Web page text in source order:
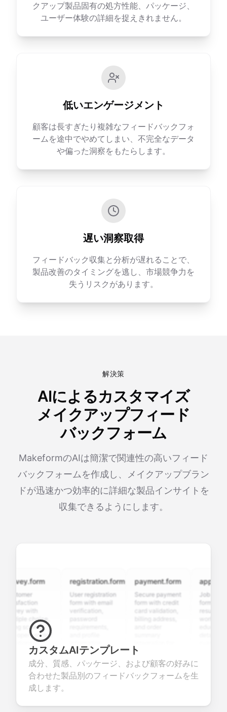
クアップ製品固有の処方性能、パッケージ、
ユーザー体験の詳細を捉えきれません。
低いエンゲージメント
顧客は長すぎたり複雑なフィードバックフォ
ームを途中でやめてしまい、不完全なデータ
や偏った洞察をもたらします。
遅い洞察取得
フィードバック収集と分析が遅れることで、
製品改善のタイミングを逃し、市場競争力を
失うリスクがあります。
解決策
AIによるカスタマイズ
メイクアップフィード
バックフォーム
MakeformのAIは簡潔で関連性の高いフィード
バックフォームを作成し、メイクアップブラン
ドが迅速かつ効率的に詳細な製品インサイトを
収集できるようにします。
with
choice,
open-ended
valuable
about
products or
registration.form
User registration
form with email
verification,
fields for
seamless
account
creation.
payment.form
Secure payment
form with credit
card validation,
smooth e-
commerce
transactions.
Job
form with
resume
questions for
efficient
candidate
カスタムAIテンプレート
成分、質感、パッケージ、および顧客の好みに
合わせた製品別のフィードバックフォームを生
成します。